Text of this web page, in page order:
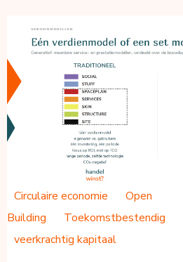
Circulaire economie
Open
Building
Toekomstbestendig
veerkrachtig kapitaal